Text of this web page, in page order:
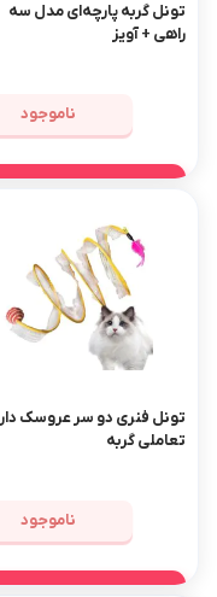
تونل گربه پارچه‌ای مدل سه
راهی + آویز
ناموجود
تونل فنری دو سر عروسک دار
تعاملی گربه
ناموجود